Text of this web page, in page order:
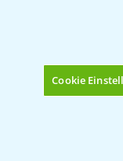
Cookie